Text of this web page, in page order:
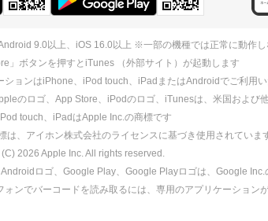
9.0以上、iOS 16.0以上 ※一部の機種では正常に動作
」ボタンを押すとiTunes （外部サイト）が起動します
ションはiPhone、iPod touch、iPadまたはAndroidでご利用
のロゴ、App Store、iPodのロゴ、iTunesは、米国および
touch、iPadはApple Inc.の商標です
は、アイホン株式会社のライセンスに基づき使用されていま
2026 Apple Inc. All rights reserved.
ロゴ、Google Play、Google Playロゴは、Google Inc.
ォンでバーコードを読み取るには、専用のアプリケーション